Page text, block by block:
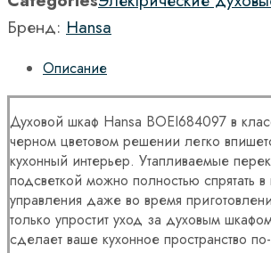
Бренд: Hansa
Описание
Духовой шкаф Hansa BOEI684097 в
черном цветовом решении легко
кухонный интерьер. Утапливаемые
подсветкой можно полностью спрятать
управления даже во время
только упростит уход за духовым
сделает ваше кухонное пространство